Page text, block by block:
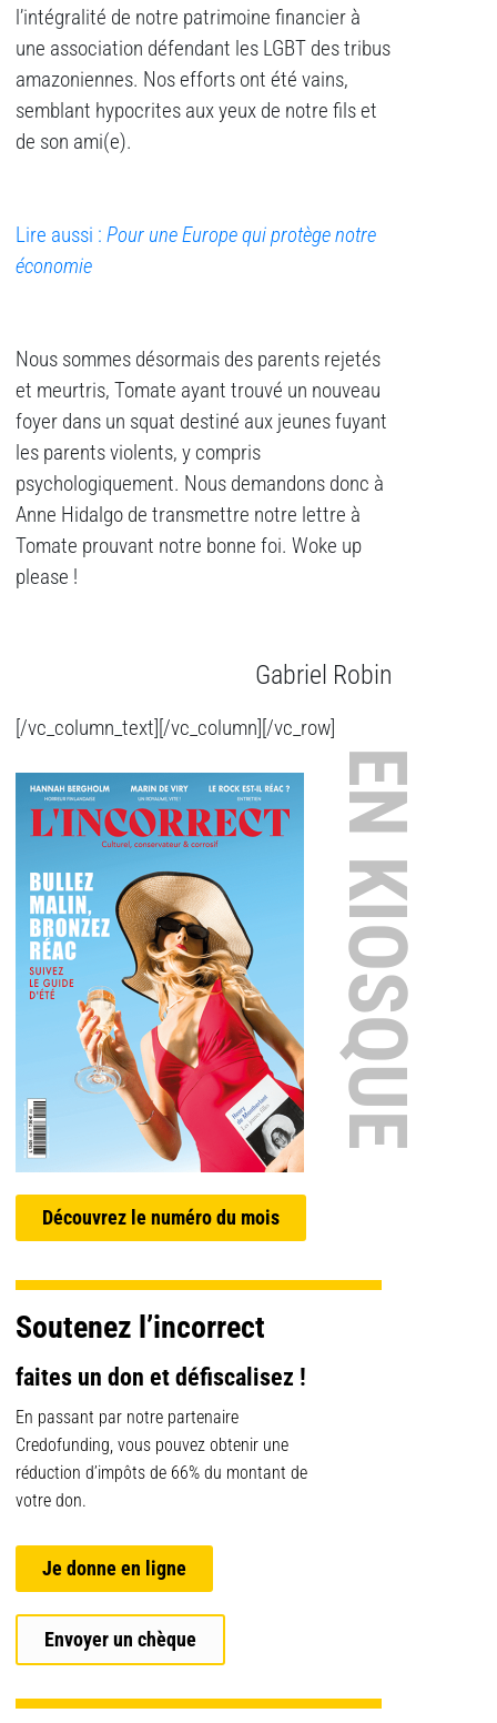
l’intégralité de notre patrimoine financier à
une association défendant les LGBT des tribus
amazoniennes. Nos efforts ont été vains,
semblant hypocrites aux yeux de notre fils et
de son ami(e).
Lire aussi : Pour une Europe qui protège notre
économie
Nous sommes désormais des parents rejetés
et meurtris, Tomate ayant trouvé un nouveau
foyer dans un squat destiné aux jeunes fuyant
les parents violents, y compris
psychologiquement. Nous demandons donc à
Anne Hidalgo de transmettre notre lettre à
Tomate prouvant notre bonne foi. Woke up
please !
Gabriel Robin
[/vc_column_text][/vc_column][/vc_row]
EN KIOSQUE
Découvrez le numéro du mois
Soutenez l’incorrect
faites un don et défiscalisez !
En passant par notre partenaire
Credofunding, vous pouvez obtenir une
réduction d’impôts de 66% du montant de
votre don.
Je donne en ligne
Envoyer un chèque